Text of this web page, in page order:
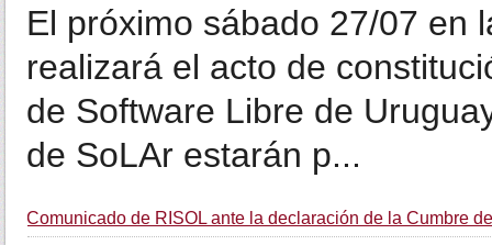
El próximo sábado 27/07 en
realizará el acto de
de Software Libre de
de SoLAr estarán p...
Comunicado de RISOL ante la declaración de la Cumbre